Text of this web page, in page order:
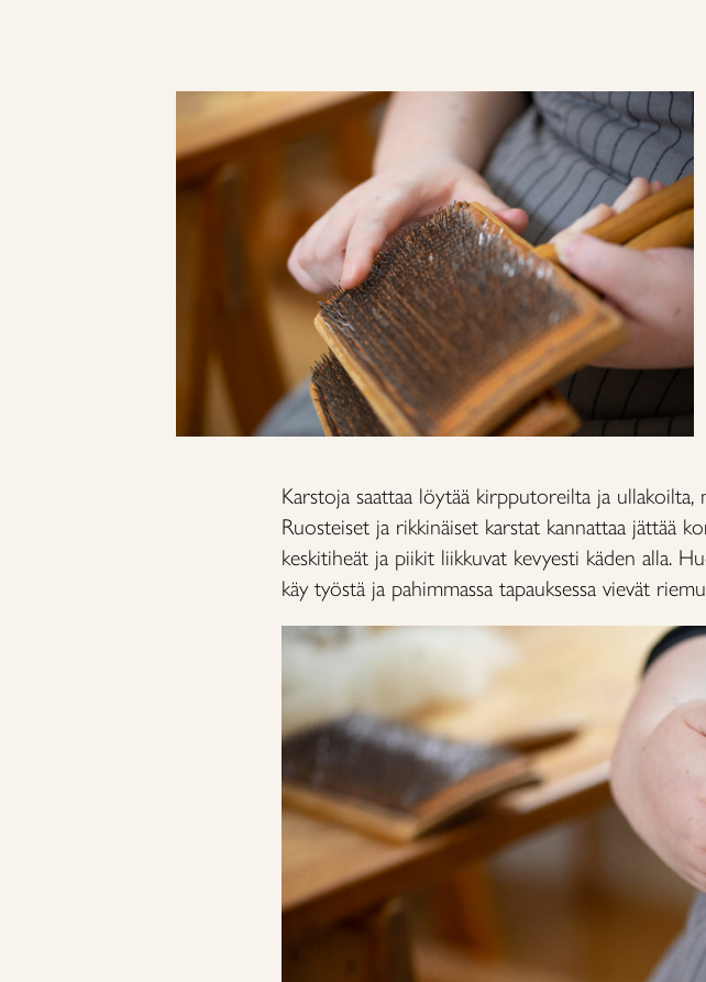
Karstoja saattaa löytää kirpputoreilta ja
Ruosteiset ja rikkinäiset karstat kannattaa jättää
keskitiheät ja piikit liikkuvat kevyesti käden alla.
käy työstä ja pahimmassa tapauksessa vievät